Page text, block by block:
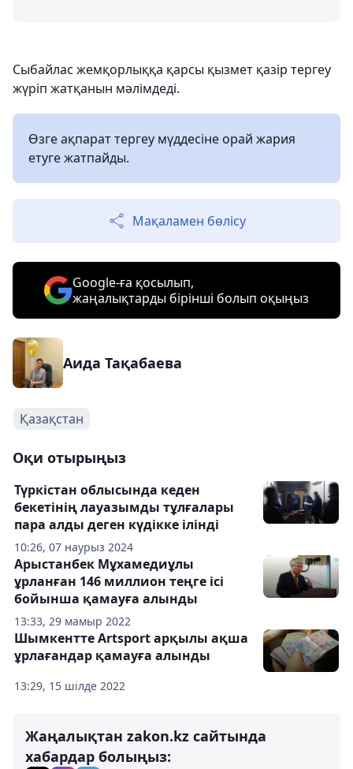
Сыбайлас жемқорлыққа қарсы қызмет қазір тергеу
жүріп жатқанын мәлімдеді.
Өзге ақпарат тергеу мүддесіне орай жария
етуге жатпайды.
Мақаламен бөлісу
Google-ға қосылып,
жаңалықтарды бірінші болып оқыңыз
Аида Тақабаева
Қазақстан
Оқи отырыңыз
10:26, 07 наурыз 2024
Түркістан облысында кеден
бекетінің лауазымды тұлғалары
пара алды деген күдікке ілінді
13:33, 29 мамыр 2022
Арыстанбек Мұхамедиұлы
ұрланған 146 миллион теңге ісі
бойынша қамауға алынды
13:29, 15 шілде 2022
Шымкентте Аrtsport арқылы ақша
ұрлағандар қамауға алынды
Жаңалықтан zakon.kz сайтында
хабардар болыңыз: